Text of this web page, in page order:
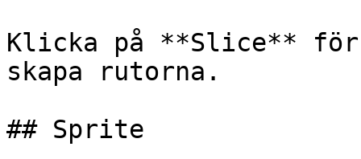
Klicka på **Slice** för
skapa rutorna.
## Sprite